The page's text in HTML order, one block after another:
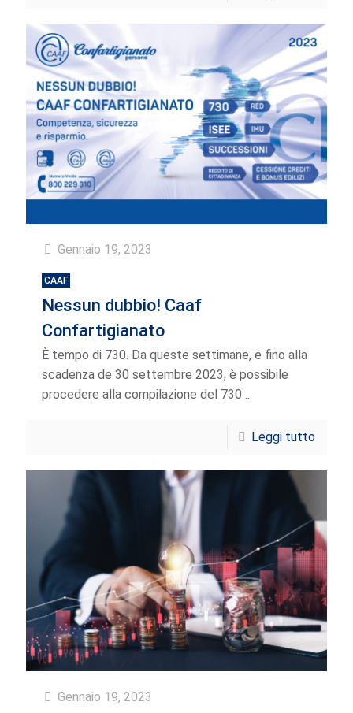
Gennaio 19, 2023
CAAF
Nessun dubbio! Caaf
Confartigianato
È tempo di 730. Da queste settimane, e fino alla
scadenza de 30 settembre 2023, è possibile
procedere alla compilazione del 730 ...
Leggi tutto
Gennaio 19, 2023